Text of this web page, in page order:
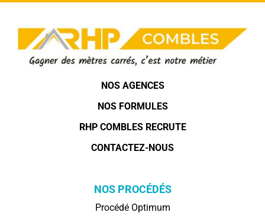
NOS AGENCES
NOS FORMULES
RHP COMBLES RECRUTE
CONTACTEZ-NOUS
NOS PROCÉDÉS
Procédé Optimum